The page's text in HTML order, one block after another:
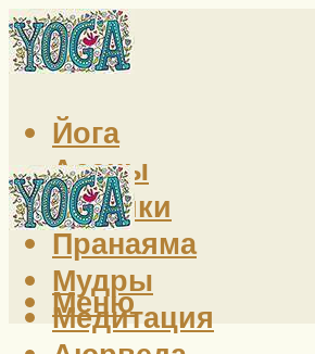
Йога
Асаны
Техники
Пранаяма
Мудры
Медитация
Меню